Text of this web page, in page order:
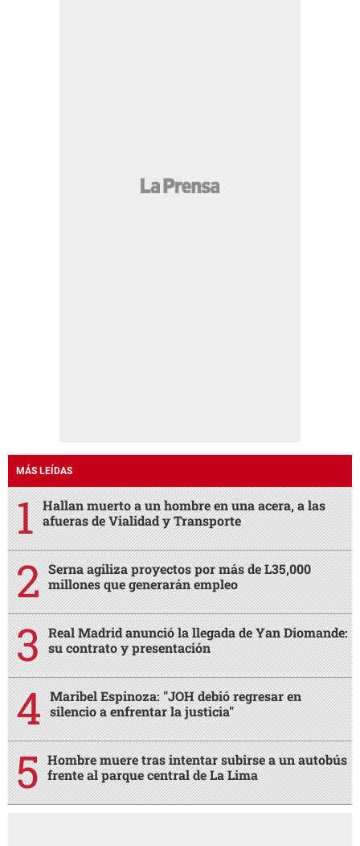
MÁS LEÍDAS
Hallan muerto a un hombre en una acera, a las
afueras de Vialidad y Transporte
Serna agiliza proyectos por más de L35,000
millones que generarán empleo
Real Madrid anunció la llegada de Yan Diomande:
su contrato y presentación
Maribel Espinoza: "JOH debió regresar en
silencio a enfrentar la justicia"
Hombre muere tras intentar subirse a un autobús
frente al parque central de La Lima